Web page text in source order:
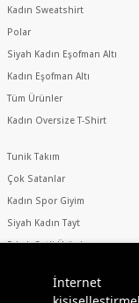
İnternet
Kadın Sweatshirt
Polar
Siyah Kadın Eşofman Altı
Kadın Eşofman Altı
Tüm Ürünler
Kadın Oversize T-Shirt
Tunik Takım
Çok Satanlar
Kadın Spor Giyim
Siyah Kadın Tayt
Erkek Setli Ürünler